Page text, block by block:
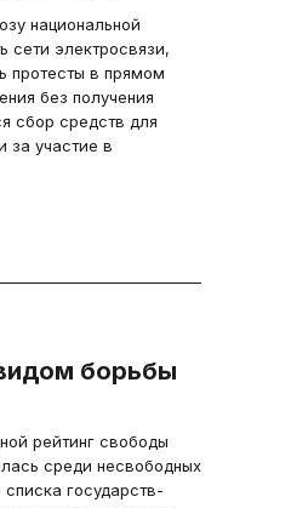
национальной
сети электросвязи,
протесты в прямом
без получения
сбор средств для
за участие в
борьбы
рейтинг свободы
среди несвободных
государств-